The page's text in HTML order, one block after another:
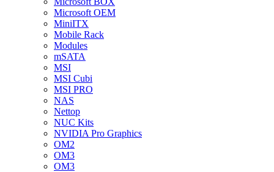
Microsoft OEM
MiniITX
Mobile Rack
Modules
mSATA
MSI
MSI Cubi
MSI PRO
NAS
Nettop
NUC Kits
NVIDIA Pro Graphics
OM2
OM3
OM3